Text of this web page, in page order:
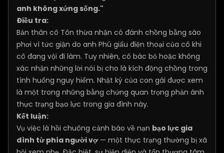
anh không xứng sống."
Điều tra:
Bản thân cô Tôn thừa nhận có đánh chồng bằng sào
phơi vì tức giận do anh Phú giấu điện thoại của cô khi
cô đang vội đi làm. Tuy nhiên, cô bác bỏ hoặc không
xác nhận những lời nói bị cho là kích động chồng trong
tình huống nguy hiểm. Nhật ký của con gái được xem
là một trong những bằng chứng quan trọng phản ánh
thực trạng bạo lực trong gia đình này.
Kết luận:
Vụ việc là hồi chuông cảnh báo về nạn bạo lực gia
đình từ phía người vợ — một thực trạng thường bị xã